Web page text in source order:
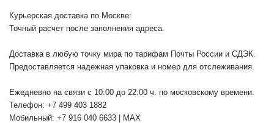
Курьерская доставка по Москве:
Точный расчет после заполнения адреса.
Доставка в любую точку мира по тарифам Почты России и СДЭК.
Предоставляется надежная упаковка и номер для отслеживания.
Ежедневно на связи с 10:00 до 22:00 ч. по московскому времени.
Телефон: +7 499 403 1882
Мобильный: +7 916 040 6633 | MAX